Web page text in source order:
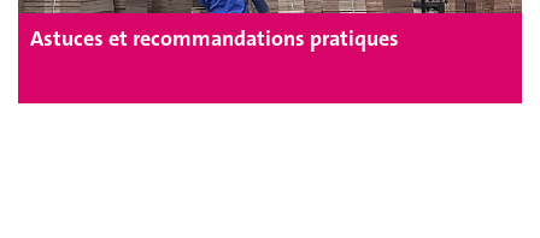
Astuces et recommandations pratiques